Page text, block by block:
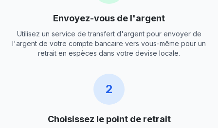
Envoyez-vous de l'argent
Utilisez un service de transfert d'argent pour envoyer de
l'argent de votre compte bancaire vers vous-même pour un
retrait en espèces dans votre devise locale.
2
Choisissez le point de retrait